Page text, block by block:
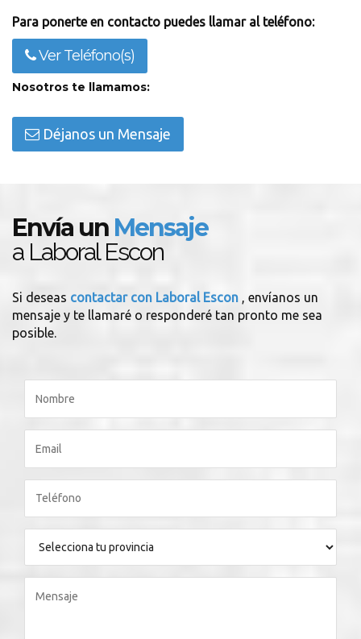
Para ponerte en contacto puedes llamar al teléfono:
Ver Teléfono(s)
Nosotros te llamamos:
Déjanos un Mensaje
Envía un Mensaje
a Laboral Escon
Si deseas contactar con Laboral Escon , envíanos un
mensaje y te llamaré o responderé tan pronto me sea
posible.